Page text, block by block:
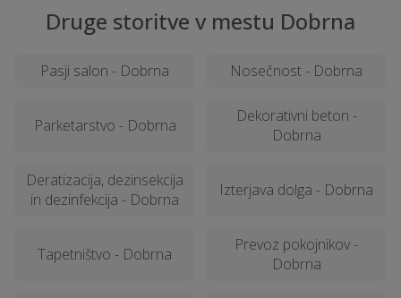
Druge storitve v mestu Dobrna
Pasji salon - Dobrna Nosečnost - Dobrna
Parketarstvo - Dobrna
Dekorativni beton -
Dobrna
Deratizacija, dezinsekcija
in dezinfekcija - Dobrna
Izterjava dolga - Dobrna
Tapetništvo - Dobrna
Prevoz pokojnikov -
Dobrna